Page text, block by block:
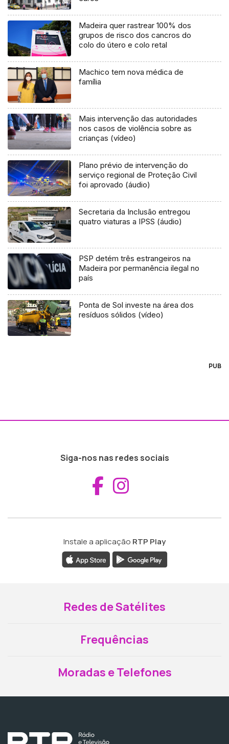
Madeira quer rastrear 100% dos
grupos de risco dos cancros do
colo do útero e colo retal
Machico tem nova médica de
família
Mais intervenção das autoridades
nos casos de violência sobre as
crianças (vídeo)
Plano prévio de intervenção do
serviço regional de Proteção Civil
foi aprovado (áudio)
Secretaria da Inclusão entregou
quatro viaturas a IPSS (áudio)
PSP detém três estrangeiros na
Madeira por permanência ilegal no
país
Ponta de Sol investe na área dos
resíduos sólidos (vídeo)
PUB
Siga-nos nas redes sociais
Aceder ao
Instale a aplicação RTP Play
Redes de Satélites
Frequências
Moradas e Telefones